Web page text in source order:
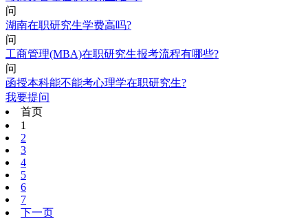
问
湖南在职研究生学费高吗?
问
工商管理(MBA)在职研究生报考流程有哪些?
问
函授本科能不能考心理学在职研究生?
我要提问
首页
1
2
3
4
5
6
7
下一页